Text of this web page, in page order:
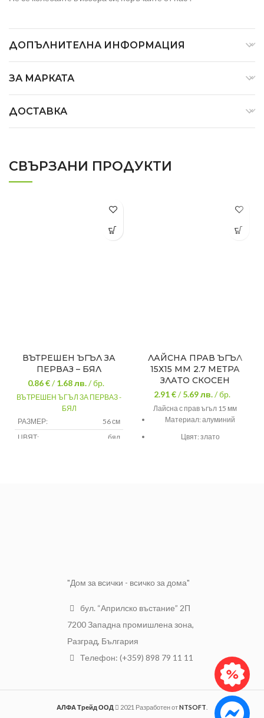
ДОПЪЛНИТЕЛНА ИНФОРМАЦИЯ
ЗА МАРКАТА
ДОСТАВКА
СВЪРЗАНИ ПРОДУКТИ
ВЪТРЕШЕН ЪГЪЛ ЗА
ПЕРВАЗ – БЯЛ
0.86 €/1.68лв./ бр.
ВЪТРЕШЕН ЪГЪЛ ЗА ПЕРВАЗ -
БЯЛ
РАЗМЕР:
56 см
ЦВЯТ:
бял
ЛАЙСНА ПРАВ ЪГЪЛ
15Х15 ММ 2.7 МЕТРА
ЗЛАТО СКОСЕН
2.91 €/5.69лв./ бр.
Лайсна с прав ъгъл 15 мм
Материал: алуминий
Цвят: злато
"Дом за всички - всичко за дома"
бул. “Априлско въстание” 2П
7200 Западна промишлена зона,
Разград, България
Телефон: (+359) 898 79 11 11
АЛФА Трейд ООД 2021 Разработен отNTSOFT